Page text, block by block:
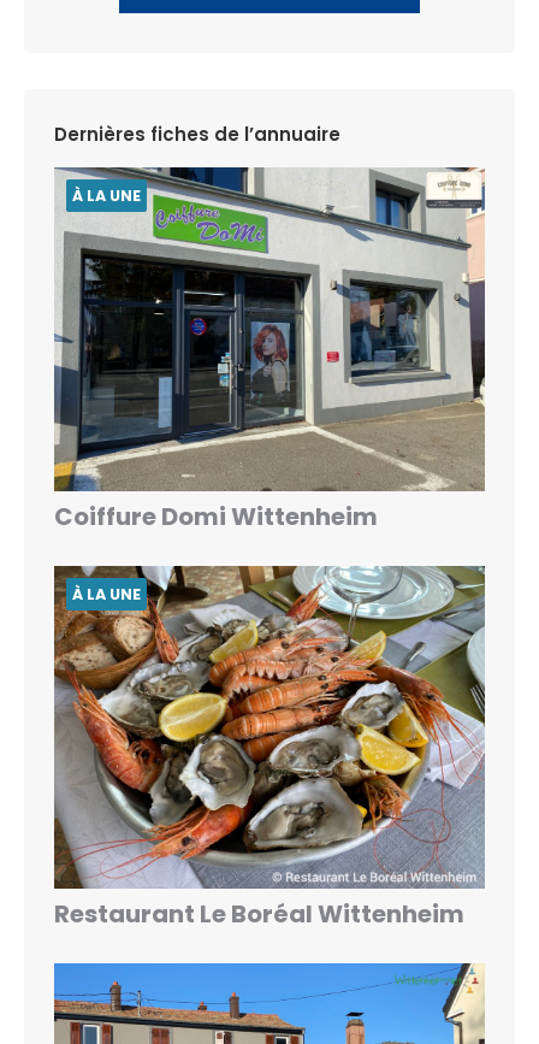
Dernières fiches de l’annuaire
À LA UNE
Coiffure Domi Wittenheim
À LA UNE
Restaurant Le Boréal Wittenheim